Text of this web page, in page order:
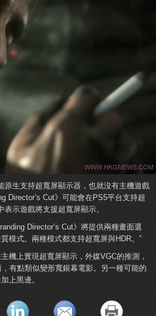
生支持超寬屏顯示器，也就沒有主機遊戲
Director’s Cut》可能會在PS5平台支持超
示遊戲將支援超寬屏顯示。
Director’s Cut》將提供兩種畫面選
模式。兩種模式都支持超寬屏與HDR。”
機上實現超寬屏顯示，外媒VGC的推測，
有點類似變形寬銀幕電影。另一種可能的
上黑邊。